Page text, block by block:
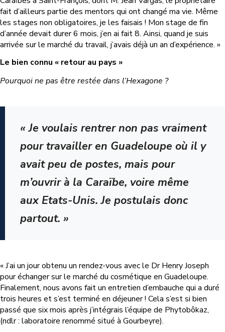
fait d’ailleurs partie des mentors qui ont changé ma vie. Même
les stages non obligatoires, je les faisais ! Mon stage de fin
d’année devait durer 6 mois, j’en ai fait 8. Ainsi, quand je suis
arrivée sur le marché du travail, j’avais déjà un an d’expérience. »
Le bien connu « retour au pays »
Pourquoi ne pas être restée dans l’Hexagone ?
« Je voulais rentrer non pas vraiment
pour travailler en Guadeloupe où il y
avait peu de postes, mais pour
m’ouvrir à la Caraïbe, voire même
aux Etats-Unis. Je postulais donc
partout. »
« J’ai un jour obtenu un rendez-vous avec le Dr Henry Joseph
pour échanger sur le marché du cosmétique en Guadeloupe.
Finalement, nous avons fait un entretien d’embauche qui a duré
trois heures et s’est terminé en déjeuner ! Cela s’est si bien
passé que six mois après j’intégrais l’équipe de Phytobôkaz,
(ndlr : laboratoire renommé situé à Gourbeyre).